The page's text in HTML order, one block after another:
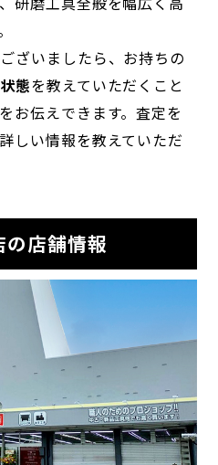
ざいましたら、お持ちの
態を教えていただくこと
をお伝えできます。査定を
しい情報を教えていただ
店舗情報